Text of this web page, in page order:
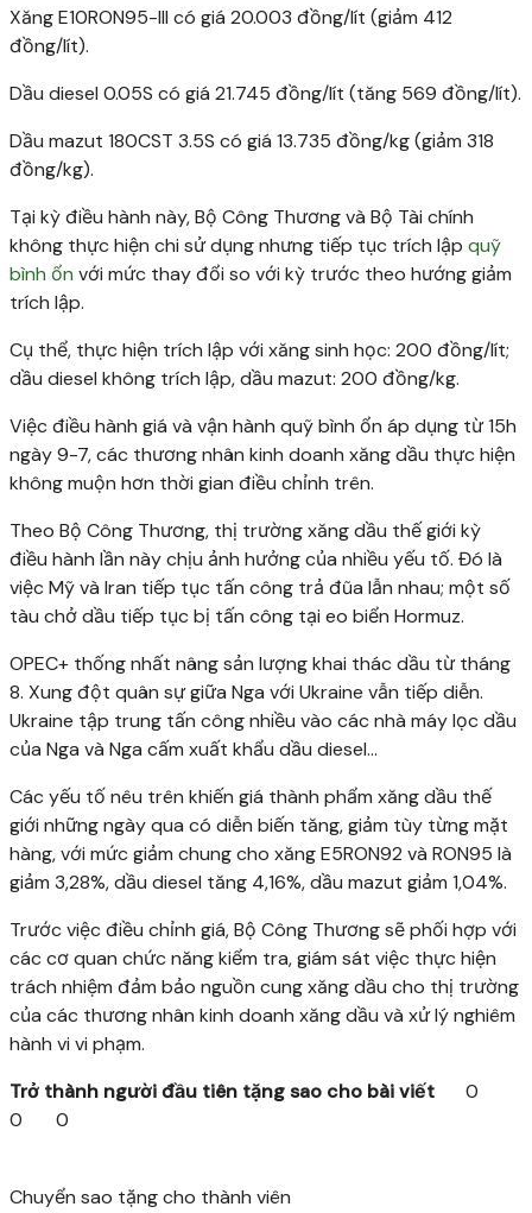
Xăng E10RON95-III có giá 20.003 đồng/lít (giảm 412
đồng/lít).
Dầu diesel 0.05S có giá 21.745 đồng/lít (tăng 569 đồng/lít).
Dầu mazut 180CST 3.5S có giá 13.735 đồng/kg (giảm 318
đồng/kg).
Tại kỳ điều hành này, Bộ Công Thương và Bộ Tài chính
không thực hiện chi sử dụng nhưng tiếp tục trích lập quỹ
bình ổn với mức thay đổi so với kỳ trước theo hướng giảm
trích lập.
Cụ thể, thực hiện trích lập với xăng sinh học: 200 đồng/lít;
dầu diesel không trích lập, dầu mazut: 200 đồng/kg.
Việc điều hành giá và vận hành quỹ bình ổn áp dụng từ 15h
ngày 9-7, các thương nhân kinh doanh xăng dầu thực hiện
không muộn hơn thời gian điều chỉnh trên.
Theo Bộ Công Thương, thị trường xăng dầu thế giới kỳ
điều hành lần này chịu ảnh hưởng của nhiều yếu tố. Đó là
việc Mỹ và Iran tiếp tục tấn công trả đũa lẫn nhau; một số
tàu chở dầu tiếp tục bị tấn công tại eo biển Hormuz.
OPEC+ thống nhất nâng sản lượng khai thác dầu từ tháng
8. Xung đột quân sự giữa Nga với Ukraine vẫn tiếp diễn.
Ukraine tập trung tấn công nhiều vào các nhà máy lọc dầu
của Nga và Nga cấm xuất khẩu dầu diesel…
Các yếu tố nêu trên khiến giá thành phẩm xăng dầu thế
giới những ngày qua có diễn biến tăng, giảm tùy từng mặt
hàng, với mức giảm chung cho xăng E5RON92 và RON95 là
giảm 3,28%, dầu diesel tăng 4,16%, dầu mazut giảm 1,04%.
Trước việc điều chỉnh giá, Bộ Công Thương sẽ phối hợp với
các cơ quan chức năng kiểm tra, giám sát việc thực hiện
trách nhiệm đảm bảo nguồn cung xăng dầu cho thị trường
của các thương nhân kinh doanh xăng dầu và xử lý nghiêm
hành vi vi phạm.
Trở thành người đầu tiên tặng sao cho bài viết
0
0
0
Chuyển sao tặng cho thành viên